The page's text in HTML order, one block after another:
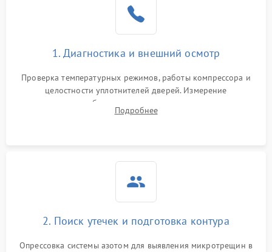
работе
2000 ₽ Подробнее →
1000 ₽
1800 ₽
1. Диагностика и внешний осмотр
Проверка температурных режимов, работы компрессора и
целостности уплотнителей дверей. Измерение
сопротивления обмоток мотора, проверка термостата и
считывание кодов ошибок с электронного дисплея.
Подробнее
2. Поиск утечек и подготовка контура
Опрессовка системы азотом для выявления микротрещин в